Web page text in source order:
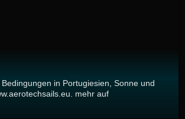
in Portugiesien, Sonne und
mehr auf